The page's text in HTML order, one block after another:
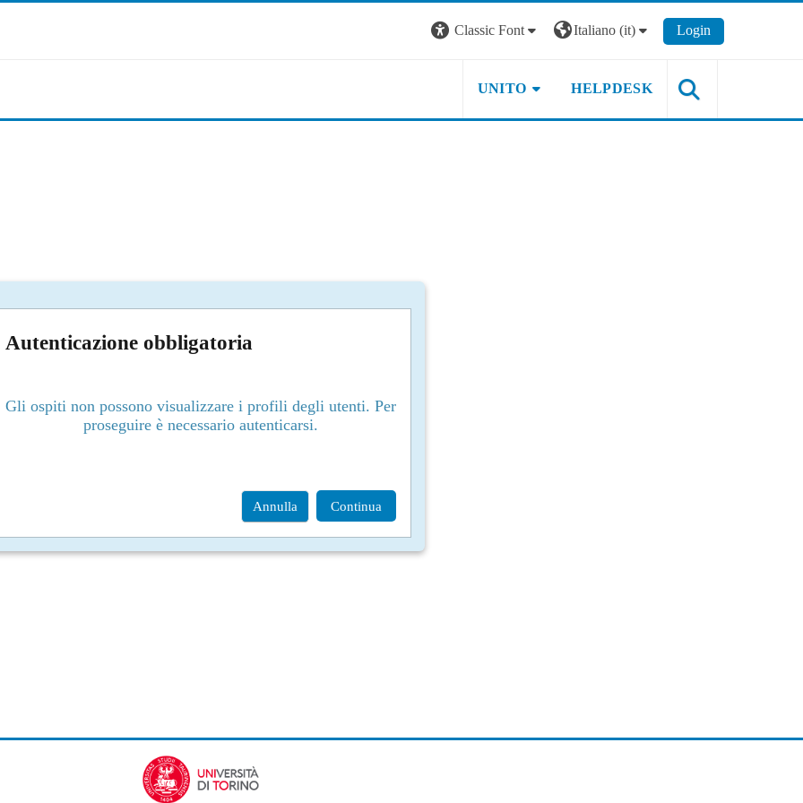
Classic Font
Italiano ‎(it)‎ Login
UNITO HELPDESK
Autenticazione obbligatoria
Gli ospiti non possono visualizzare i profili degli utenti. Per
proseguire è necessario autenticarsi.
Annulla Continua